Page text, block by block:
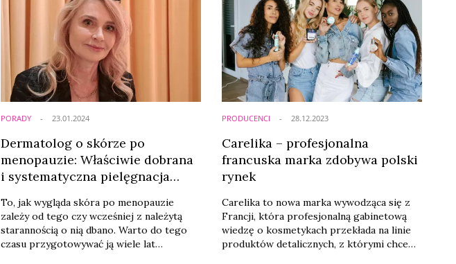
PORADY
Dermatolog o skórze po
menopauzie: Właściwie dobrana
i systematyczna pielęgnacja
5-10 lat
​To, jak wygląda skóra po menopauzie
zależy od tego czy wcześniej z należytą
starannością o nią dbano. Warto do tego
czasu przygotowywać ją wiele lat
23.01.2024 PRODUCENCI
Carelika – profesjonalna
francuska marka zdobywa polski
rynek
Carelika to nowa marka wywodząca się z
Francji, która profesjonalną gabinetową
wiedzę o kosmetykach przekłada na linie
produktów detalicznych, z którymi chce
28.12.2023